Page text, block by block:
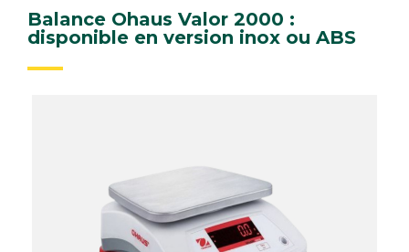
Balance Ohaus Valor 2000 :
disponible en version inox ou ABS